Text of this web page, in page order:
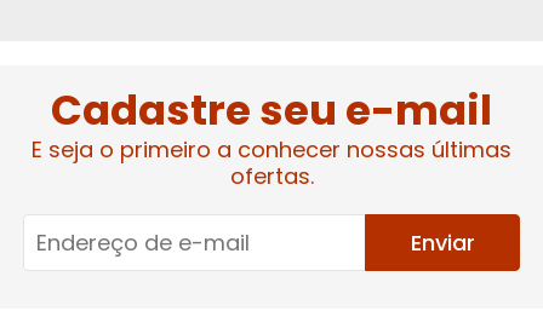
Cadastre seu e-mail
E seja o primeiro a conhecer nossas últimas
ofertas.
Enviar